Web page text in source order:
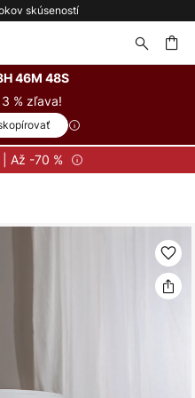
skúseností
46M 48S
% zľava!
Až -70 %